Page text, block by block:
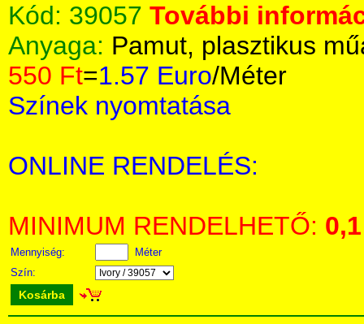
Kód: 39057 További
Anyaga: Pamut, plasztikus
550 Ft=1.57 Euro/Méter
Színek nyomtatása
ONLINE RENDELÉS:
MINIMUM RENDELHETŐ: 0,1
Mennyiség:
Méter
Szín:
Kosárba